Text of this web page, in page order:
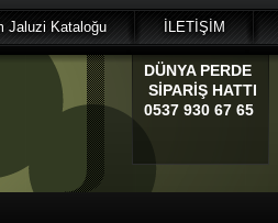
Jaluzi Kataloğu İLETİŞİM
DÜNYAPERDE
SİPARİŞ HATTI
0537 930 67 65